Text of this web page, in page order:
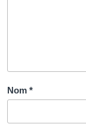
Nom *